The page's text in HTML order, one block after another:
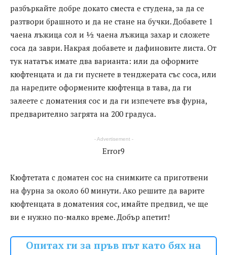
разбъркайте добре докато сместа е студена, за да се
разтвори брашното и да не стане на бучки. Добавете 1
чаена лъжица сол и ½ чаена лъжица захар и сложете
соса да заври. Накрая добавете и дафиновите листа. От
тук нататък имате два варианта: или да оформите
кюфтенцата и да ги пуснете в тенджерата със соса, или
да наредите оформените кюфтенца в тава, да ги
залеете с доматения сос и да ги изпечете във фурна,
предварително загрята на 200 градуса.
- Advertisement -
Error9
Кюфтетата с доматен сос на снимките са приготвени
на фурна за около 60 минути. Ако решите да варите
кюфтенцата в доматения сос, имайте предвид, че ще
ви е нужно по-малко време. Добър апетит!
Опитах ги за пръв път като бях на